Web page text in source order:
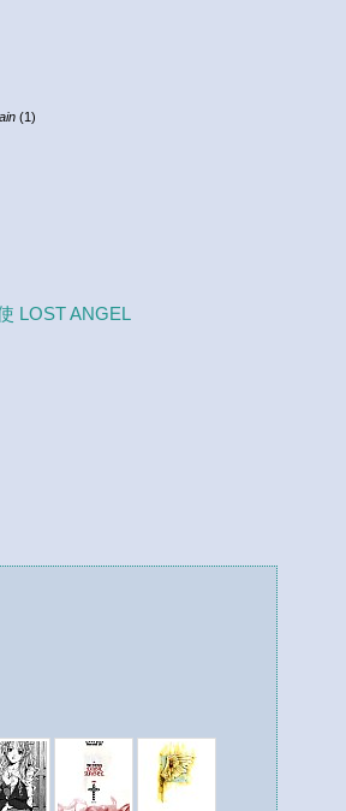
(1)
LOST ANGEL